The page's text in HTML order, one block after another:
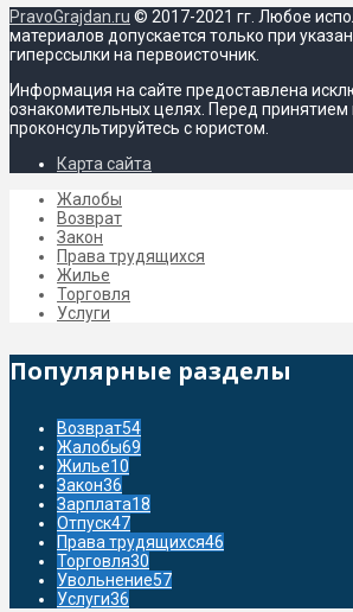
PravoGrajdan.ru © 2017-2021 гг. Любое
материалов допускается только при
гиперссылки на первоисточник.
Информация на сайте предоставлена
ознакомительных целях. Перед
проконсультируйтесь с юристом.
Карта сайта
Жалобы
Возврат
Закон
Права трудящихся
Жилье
Торговля
Услуги
Популярные разделы
Возврат54
Жалобы69
Жилье10
Закон36
Зарплата18
Отпуск47
Права трудящихся46
Торговля30
Увольнение57
Услуги36